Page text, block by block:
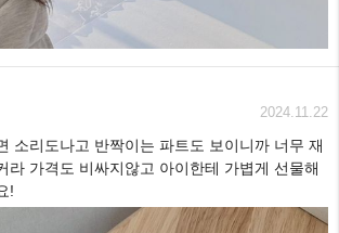
2024.11.22
소리도나고 반짝이는 파트도 보이니까 너무 재
라 가격도 비싸지않고 아이한테 가볍게 선물해
!